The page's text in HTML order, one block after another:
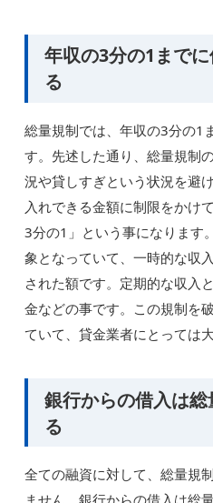
年収の3分の1まで
る
総量規制では、年収の3分の1
す。先述した通り、総量規制
況や貸しすぎという状況を避
入れできる金額に制限をかけ
3分の1」という事になります
象となっていて、一時的な収
された額です。定期的な収入
金などの事です。この規制を
ていて、貸金業者にとっては
銀行からの借入は
る
全ての融資に対して、総量規